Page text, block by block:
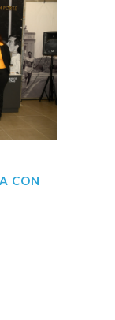
CON